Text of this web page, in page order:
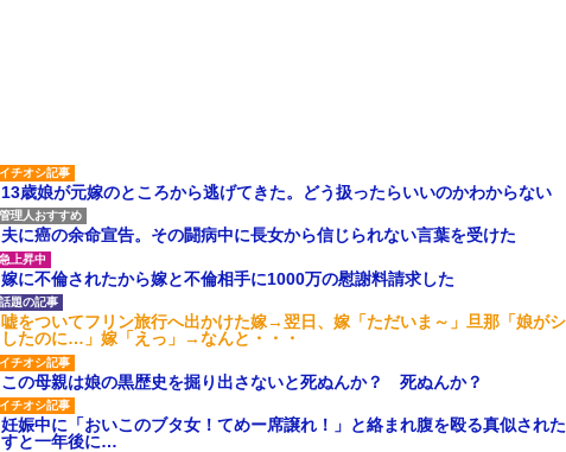
13歳娘が元嫁のところから逃げてきた。どう扱ったらいいのかわからない
夫に癌の余命宣告。その闘病中に長女から信じられない言葉を受けた
嫁に不倫されたから嫁と不倫相手に1000万の慰謝料請求した
嘘をついてフリン旅行へ出かけた嫁→翌日、嫁「ただいま～」旦那「娘が
したのに…」嫁「えっ」→なんと・・・
この母親は娘の黒歴史を掘り出さないと死ぬんか？ 死ぬんか？
妊娠中に「おいこのブタ女！てめー席譲れ！」と絡まれ腹を殴る真似され
すと一年後に…